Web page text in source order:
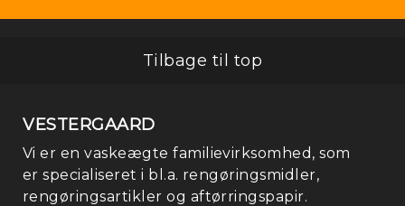
Tilbage til top
VESTERGAARD
Vi er en vaskeægte familievirksomhed, som
er specialiseret i bl.a. rengøringsmidler,
rengøringsartikler og aftørringspapir.